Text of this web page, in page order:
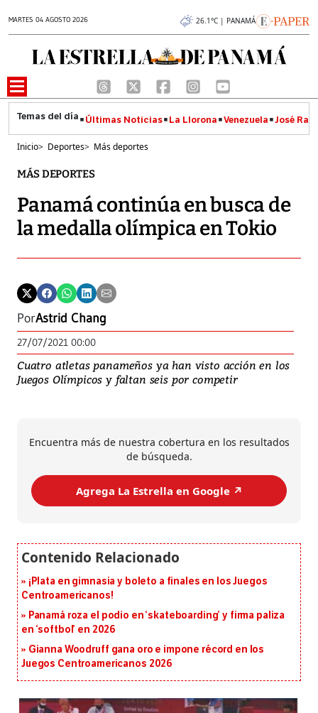
MARTES 04 AGOSTO 2026 26.1°C | PANAMÁ
Últimas Noticias La Llorona Venezuela José
Inicio> Deportes> Más deportes
MÁS DEPORTES
Panamá continúa en busca de
la medalla olímpica en Tokio
PorAstrid Chang
27/07/2021 00:00
Cuatro atletas panameños ya han visto acción en los
Juegos Olímpicos y faltan seis por competir
Encuentra más de nuestra cobertura en los resultados
de búsqueda.
Agrega La Estrella en Google ↗️
¡Plata en gimnasia y boleto a finales en los Juegos
Centroamericanos!
Panamá roza el podio en ‘skateboarding’ y firma paliza
en ‘softbol’ en 2026
Gianna Woodruff gana oro e impone récord en los
Juegos Centroamericanos 2026